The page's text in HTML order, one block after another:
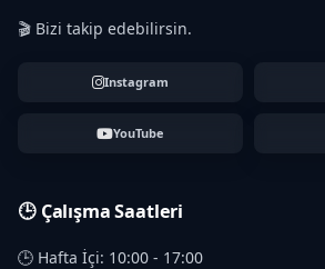
🎬 Bizi takip edebilirsin.
Instagram
YouTube
🕒 Çalışma Saatleri
🕒 Hafta İçi: 10:00 - 17:00